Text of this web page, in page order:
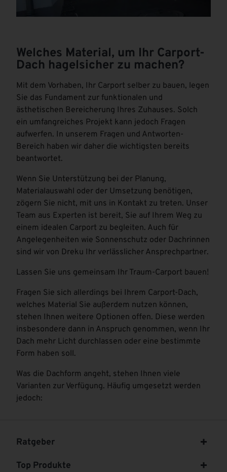
Welches Material, um Ihr Carport-
Dach hagelsicher zu machen?
Mit dem Vorhaben, Ihr Carport selber zu bauen, legen
Sie das Fundament zur funktionalen und
ästhetischen Bereicherung Ihres Zuhauses. Solch
ein umfangreiches Projekt kann jedoch Fragen
aufwerfen. In unserem Fragen und Antworten-
Bereich haben wir daher die wichtigsten bereits
beantwortet.
Wenn Sie Unterstützung bei der Planung,
Materialauswahl oder der Umsetzung benötigen,
zögern Sie nicht, mit uns in Kontakt zu treten. Unser
Team aus Experten ist bereit, Sie auf Ihrem Weg zu
einem idealen Carport zu begleiten. Auch für
Angelegenheiten wie Sonnenschutz oder Dachrinnen
sind wir von Dreku Ihr verlässlicher Ansprechpartner.
Lassen Sie uns gemeinsam Ihr Traum-Carport bauen!
Fragen Sie sich allerdings bei Ihrem Carport-Dach,
welches Material Sie außerdem nutzen können,
stehen Ihnen weitere Optionen offen. Diese werden
insbesondere dann in Anspruch genommen, wenn Ihr
Dach mehr Licht durchlassen oder eine bestimmte
Form haben soll.
Was die Dachform angeht, stehen Ihnen viele
Varianten zur Verfügung. Häufig umgesetzt werden
jedoch:
Ratgeber
Top Produkte